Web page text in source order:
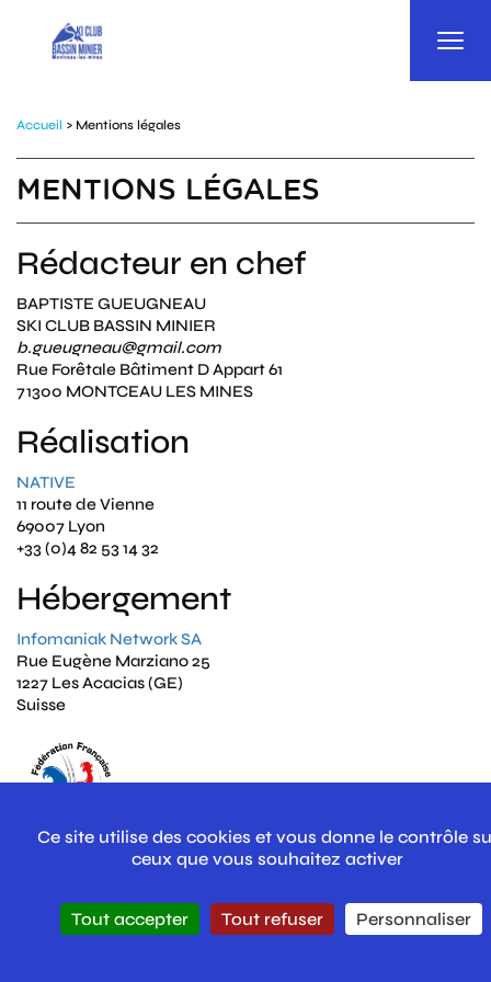
Accueil > Mentions légales
MENTIONS LÉGALES
Rédacteur en chef
BAPTISTE GUEUGNEAU
SKI CLUB BASSIN MINIER
b.gueugneau@gmail.com
Rue Forêtale Bâtiment D Appart 61
71300 MONTCEAU LES MINES
Réalisation
NATIVE
11 route de Vienne
69007 Lyon
+33 (0)4 82 53 14 32
Hébergement
Infomaniak Network SA
Rue Eugène Marziano 25
1227 Les Acacias (GE)
Suisse
Ce site utilise des cookies et vous donne le contrôle
ceux que vous souhaitez activer
Tout accepter Tout refuser Personnaliser